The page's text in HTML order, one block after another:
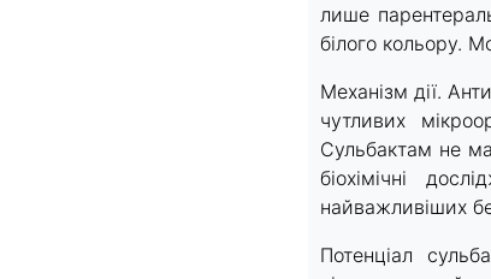
лише
білого кольору.
Механізм дії.
чутливих
Сульбактам не
біохімічні
найважливіших
Потенціал